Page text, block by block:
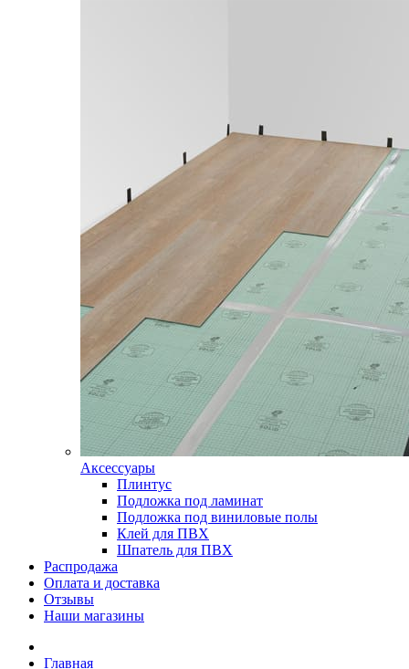
Аксессуары
Плинтус
Подложка под ламинат
Подложка под виниловые полы
Клей для ПВХ
Шпатель для ПВХ
Распродажа
Оплата и доставка
Отзывы
Наши магазины
Главная